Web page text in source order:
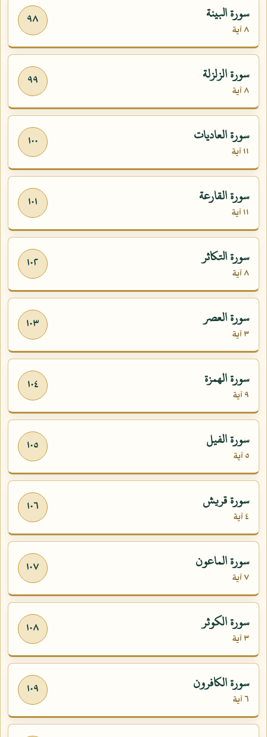
٩٨ سورة البينة
٨ آية
٩٩ سورة الزلزلة
٨ آية
١٠٠ سورة العاديات
١١ آية
١٠١ سورة القارعة
١١ آية
١٠٢ سورة التكاثر
٨ آية
١٠٣ سورة العصر
٣ آية
١٠٤ سورة الهمزة
٩ آية
١٠٥ سورة الفيل
٥ آية
١٠٦ سورة قريش
٤ آية
١٠٧ سورة الماعون
٧ آية
١٠٨ سورة الكوثر
٣ آية
١٠٩ سورة الكافرون
٦ آية